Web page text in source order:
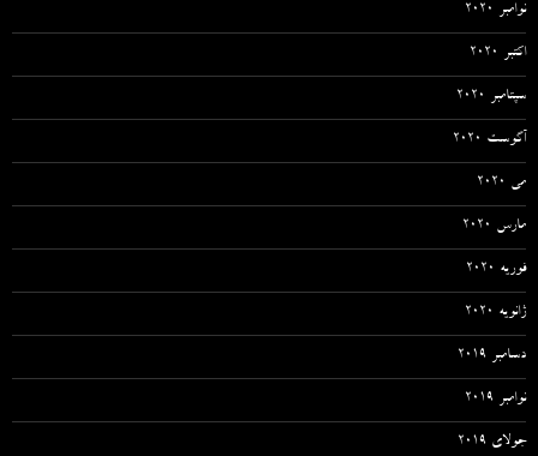
نوامبر 2020
اکتبر 2020
سپتامبر 2020
آگوست 2020
می 2020
مارس 2020
فوریه 2020
ژانویه 2020
دسامبر 2019
نوامبر 2019
جولای 2019